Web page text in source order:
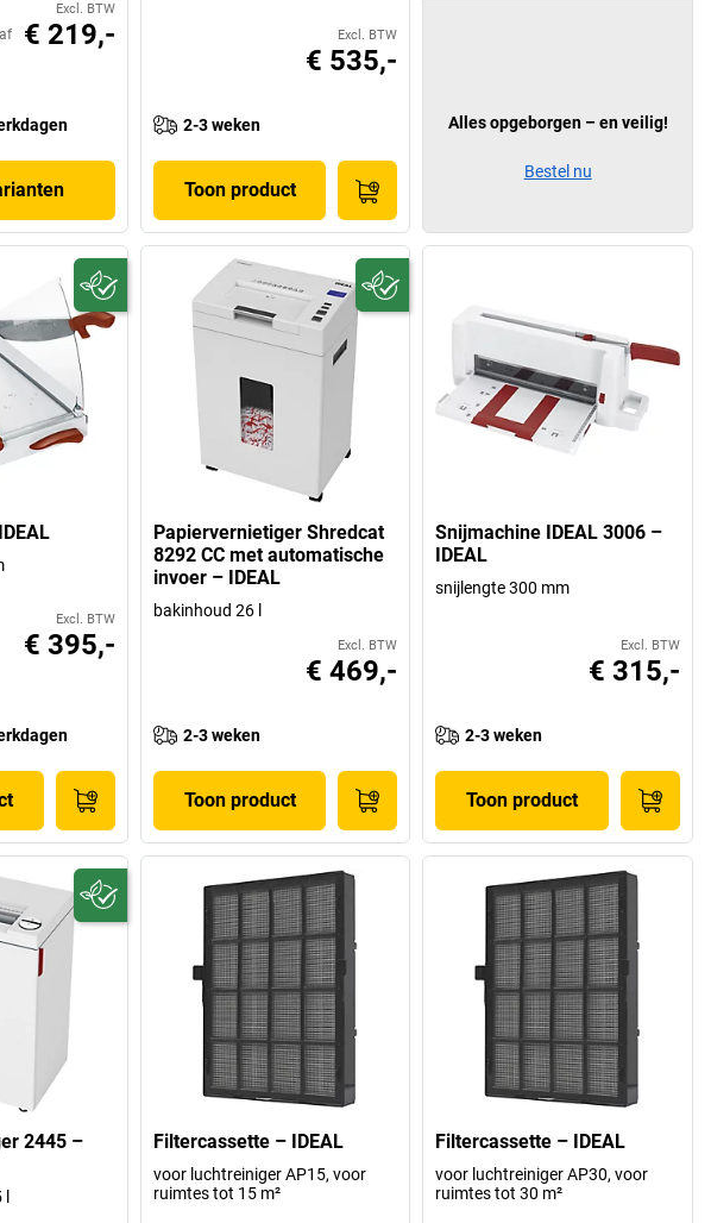
Excl. BTW
€ 219,- Excl. BTW
€ 535,-
2-3 weken
Toon product
Excl. BTW
€ 395,-
Papiervernietiger Shredcat
8292 CC met automatische
invoer – IDEAL
bakinhoud 26 l
Excl. BTW
€ 469,-
2-3 weken
Toon product
Snijmachine IDEAL 3006 –
IDEAL
snijlengte 300 mm
Excl. BTW
€ 315,-
2-3 weken
Toon product
2445 –
Filtercassette – IDEAL
voor luchtreiniger AP15, voor
ruimtes tot 15 m²
Filtercassette – IDEAL
voor luchtreiniger AP30, voor
ruimtes tot 30 m²
Alles opgeborgen – en veilig!
Bestel nu